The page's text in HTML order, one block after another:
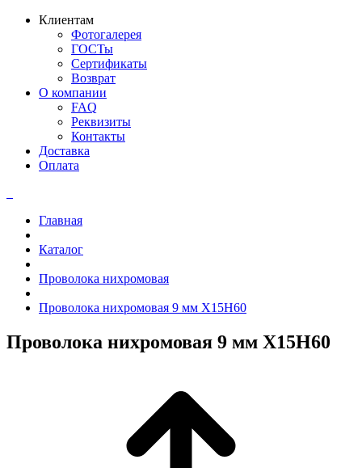
Клиентам
Фотогалерея
ГОСТы
Сертификаты
Возврат
О компании
FAQ
Реквизиты
Контакты
Доставка
Оплата
Главная
Каталог
Проволока нихромовая
Проволока нихромовая 9 мм Х15Н60
Проволока нихромовая 9 мм Х15Н60